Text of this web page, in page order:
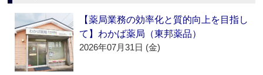
【薬局業務の効率化と質的向上を目指し
て】わかば薬局（東邦薬品）
2026年07月31日 (金)